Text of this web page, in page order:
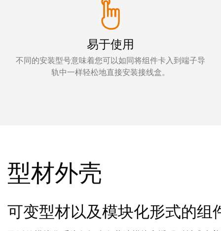
易于使用
不同的安装型号意味着您可以如同将组件卡入到端子导
轨中一样轻松地直接安装接线盒。
型材外壳
可变型材以及模块化形式的组